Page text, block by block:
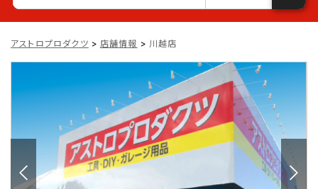
アストロプロダクツ > 店舗情報 > 川越店